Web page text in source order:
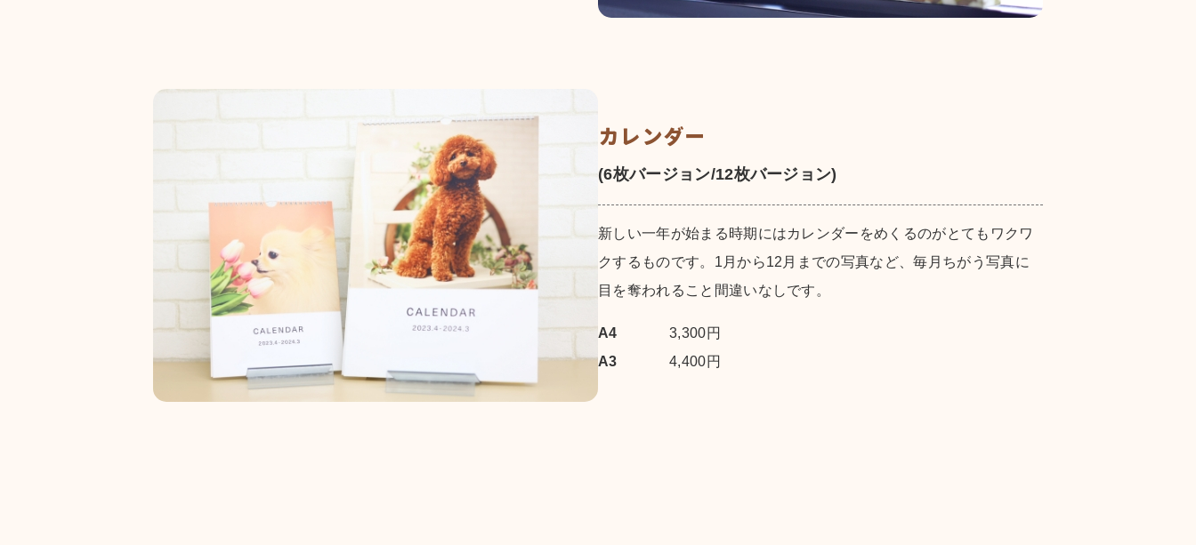
カレンダー
(6枚バージョン/12枚バージョン)
新しい一年が始まる時期にはカレンダーをめくるのがとてもワクワ
クするものです。1月から12月までの写真など、毎月ちがう写真に
目を奪われること間違いなしです。
A4
3,300円
A3
4,400円